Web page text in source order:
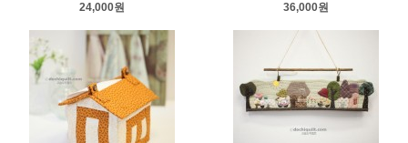
24,000원
36,000원